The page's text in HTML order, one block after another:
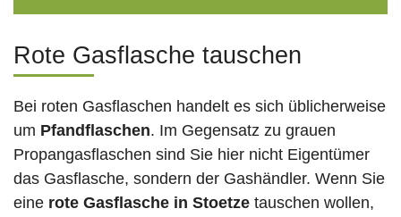
Rote Gasflasche tauschen
Bei roten Gasflaschen handelt es sich üblicherweise
um Pfandflaschen. Im Gegensatz zu grauen
Propangasflaschen sind Sie hier nicht Eigentümer
das Gasflasche, sondern der Gashändler. Wenn Sie
eine rote Gasflasche in Stoetze tauschen wollen,